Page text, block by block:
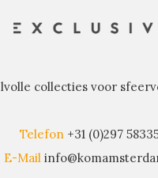
collecties voor
Telefon +31 (0)297
E-Mail